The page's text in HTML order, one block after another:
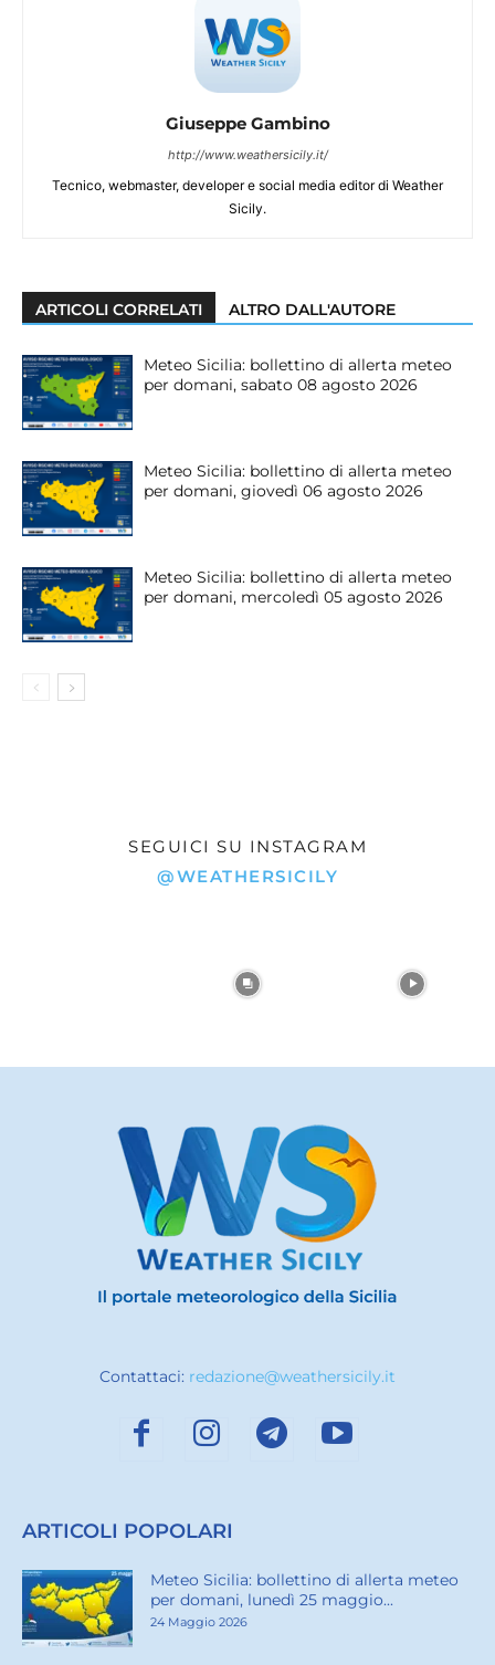
Giuseppe Gambino
http://www.weathersicily.it/
Tecnico, webmaster, developer e social media editor di Weather
Sicily.
ARTICOLI CORRELATI ALTRO DALL'AUTORE
Meteo Sicilia: bollettino di allerta meteo
per domani, sabato 08 agosto 2026
Meteo Sicilia: bollettino di allerta meteo
per domani, giovedì 06 agosto 2026
Meteo Sicilia: bollettino di allerta meteo
per domani, mercoledì 05 agosto 2026
SEGUICI SU INSTAGRAM
@WEATHERSICILY
Contattaci: redazione@weathersicily.it
ARTICOLI POPOLARI
Meteo Sicilia: bollettino di allerta meteo
per domani, lunedì 25 maggio...
24 Maggio 2026